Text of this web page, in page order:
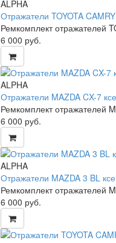
ALPHA
Отражатели TOYOTA
Ремкомплект отражателей
6 000 руб.
ALPHA
Отражатели MAZDA CX-7
Ремкомплект отражателей
6 000 руб.
ALPHA
Отражатели MAZDA 3 BL
Ремкомплект отражателей
6 000 руб.